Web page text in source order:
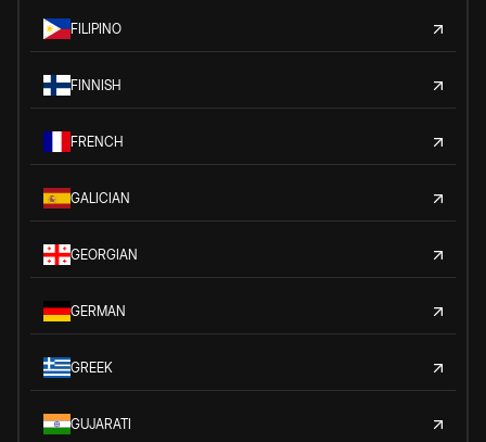
FILIPINO
FINNISH
FRENCH
GALICIAN
GEORGIAN
GERMAN
GREEK
GUJARATI